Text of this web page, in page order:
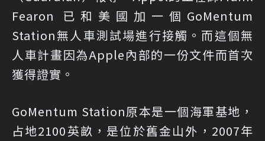
Fearon 已和美國加一個GoMentum
Station無人車測試場進行接觸。而這個無
人車計畫因為Apple內部的一份文件而首次
獲得證實。
GoMentum Station原本是一個海軍基地，
占地2100英畝，是位於舊金山外，2007年